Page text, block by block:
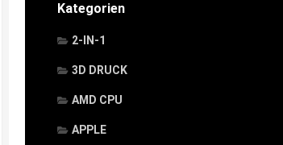
Kategorien
2-IN-1
3D DRUCK
AMD CPU
APPLE